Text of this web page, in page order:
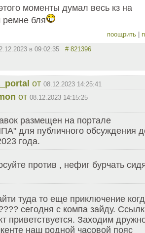
моменты думал весь кз на
ремне бля
поощрить
в 09:02:35 # 821396
от 08.12.2023 14:25:41
от 08.12.2023 14:15:25
размещен на портале
для публичного обсуждения
года.
против , нефиг бурчать
туда то еще приключение
сегодня с компа зайду.
приветствуется. Заходим
наш родной часовой пояс